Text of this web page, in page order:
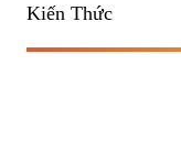
Kiến Thức